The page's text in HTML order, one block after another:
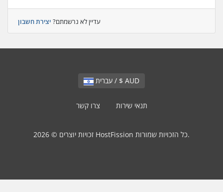
עדיין לא נרשמתם? יצירת חשבון
עברית / $ AUD
צרו קשר תנאי שירות
זכויות יוצרים © 2026 HostFission כל הזכויות שמורות.